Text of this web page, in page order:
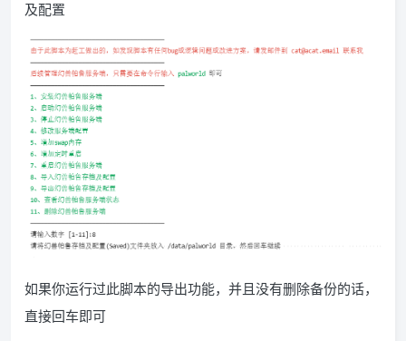
及配置
如果你运行过此脚本的导出功能，并且没有删除备份的话，
直接回车即可